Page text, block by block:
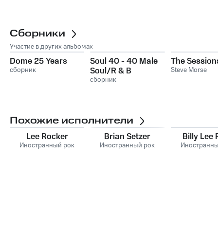
Сборники
Участие в других альбомах
Dome 25 Years
сборник
Soul 40 - 40 Male
Soul/R & B
Grooves
сборник
The
Steve Morse
Похожие исполнители
Lee Rocker
Иностранный рок
Brian Setzer
Иностранный рок
Billy Lee